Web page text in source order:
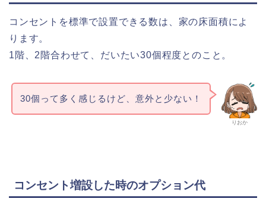
コンセントを標準で設置できる数は、家の床面積によ
ります。
1階、2階合わせて、だいたい30個程度とのこと。
りおか
30個って多く感じるけど、意外と少ない！
コンセント増設した時のオプション代